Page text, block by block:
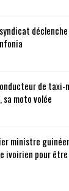
de taxi-
sa moto volée
ministre
ivoirien pour